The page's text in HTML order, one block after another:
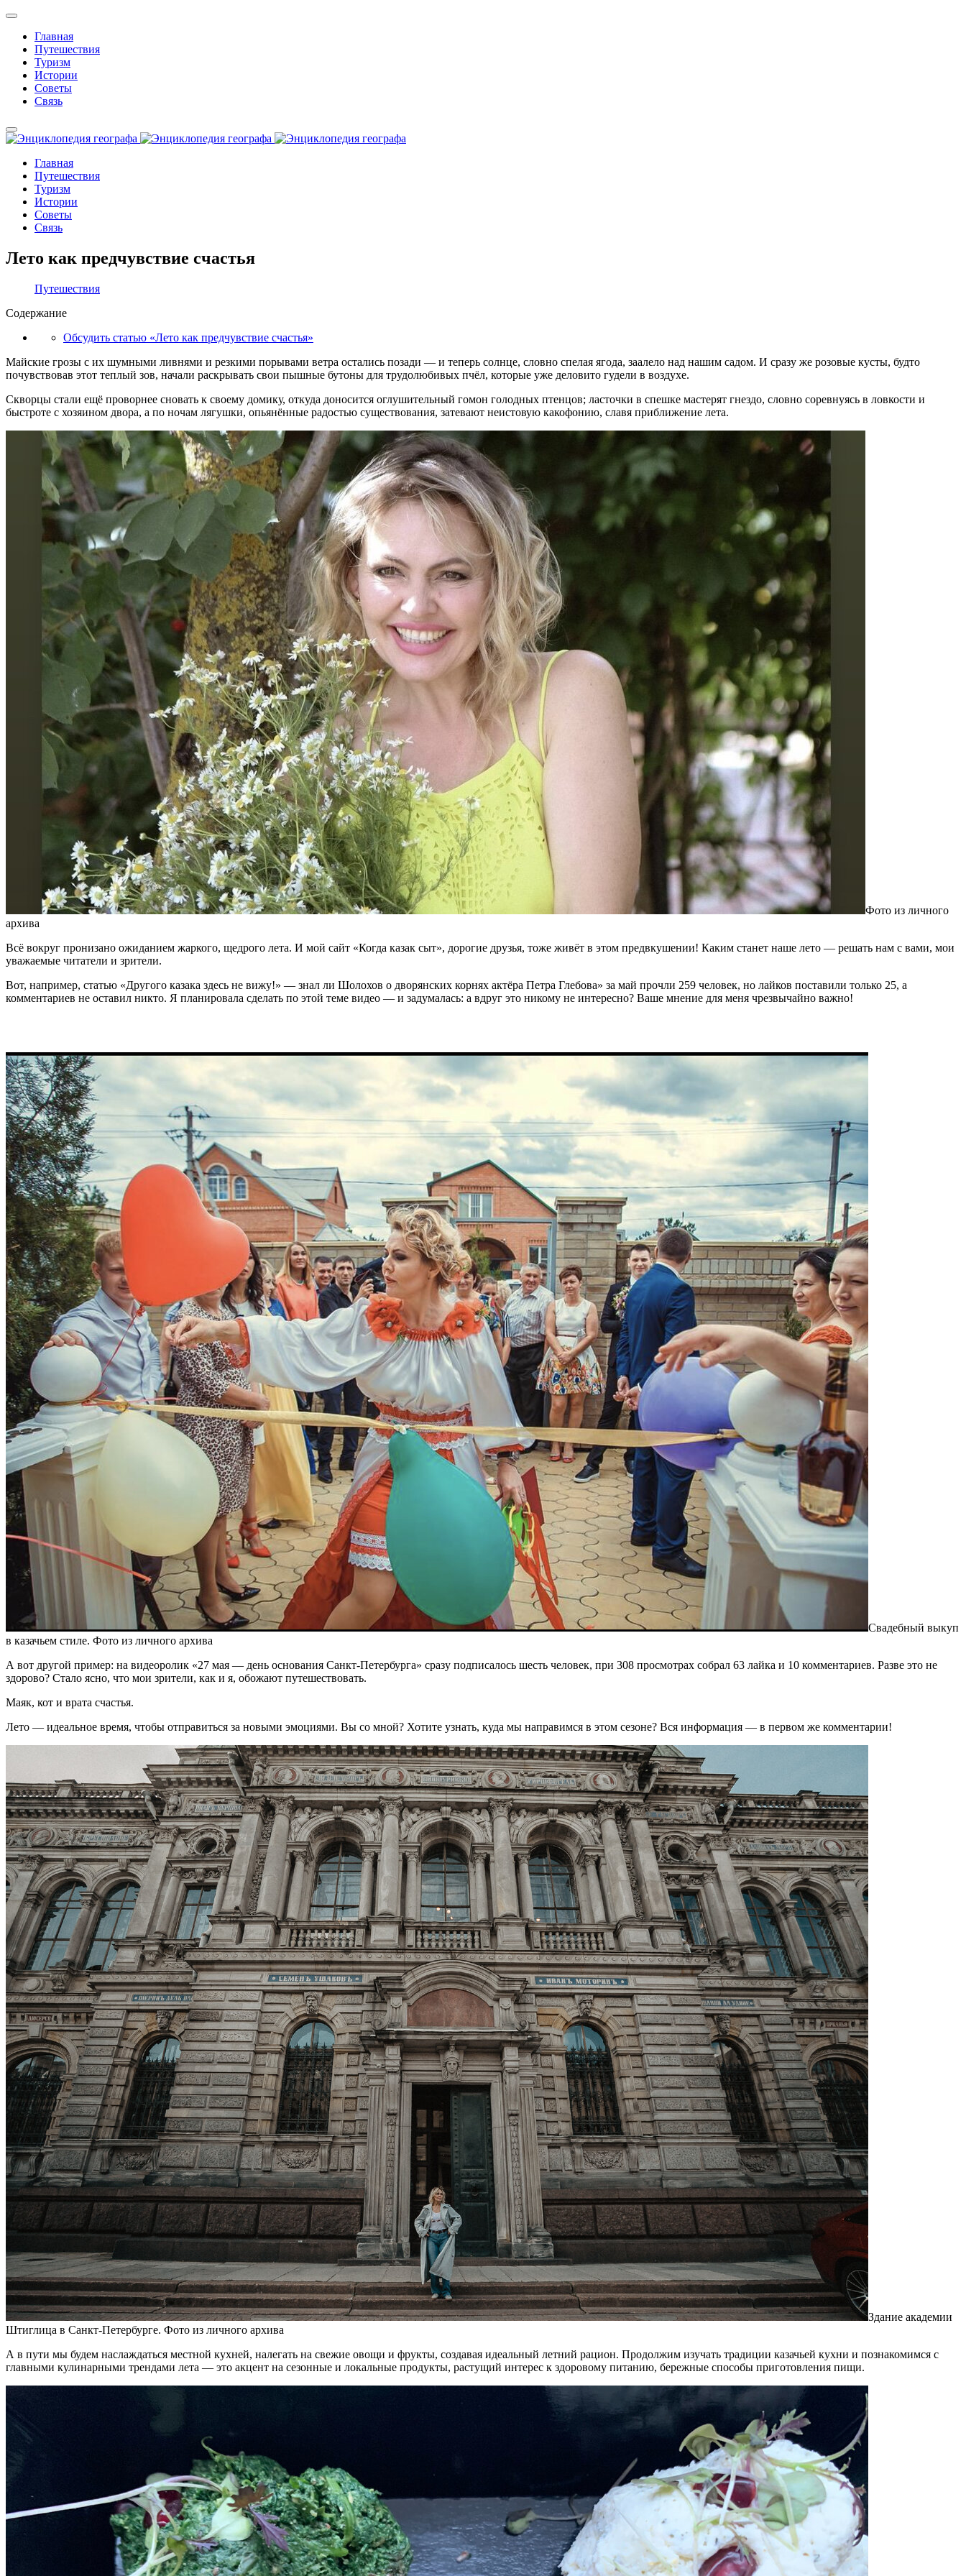
Главная
Путешествия
Туризм
Истории
Советы
Связь
Главная
Путешествия
Туризм
Истории
Советы
Связь
Лето как предчувствие счастья
Путешествия
Содержание
Обсудить статью «Лето как предчувствие счастья»
Майские грозы с их шумными ливнями и резкими порывами ветра остались позади — и теперь солнце, словно спелая ягода, заалело над нашим садом. И сразу же розовые кусты, будто
почувствовав этот теплый зов, начали раскрывать свои пышные бутоны для трудолюбивых пчёл, которые уже деловито гудели в воздухе.
Скворцы стали ещё проворнее сновать к своему домику, откуда доносится оглушительный гомон голодных птенцов; ласточки в спешке мастерят гнездо, словно соревнуясь в ловкости и
быстроте с хозяином двора, а по ночам лягушки, опьянённые радостью существования, затевают неистовую какофонию, славя приближение лета.
Фото из личного
архива
Всё вокруг пронизано ожиданием жаркого, щедрого лета. И мой сайт «Когда казак сыт», дорогие друзья, тоже живёт в этом предвкушении! Каким станет наше лето — решать нам с вами, мои
уважаемые читатели и зрители.
Вот, например, статью «Другого казака здесь не вижу!» — знал ли Шолохов о дворянских корнях актёра Петра Глебова» за май прочли 259 человек, но лайков поставили только 25, а
комментариев не оставил никто. Я планировала сделать по этой теме видео — и задумалась: а вдруг это никому не интересно? Ваше мнение для меня чрезвычайно важно!
Свадебный выкуп
в казачьем стиле. Фото из личного архива
А вот другой пример: на видеоролик «27 мая — день основания Санкт-Петербурга» сразу подписалось шесть человек, при 308 просмотрах собрал 63 лайка и 10 комментариев. Разве это не
здорово? Стало ясно, что мои зрители, как и я, обожают путешествовать.
Маяк, кот и врата счастья.
Лето — идеальное время, чтобы отправиться за новыми эмоциями. Вы со мной? Хотите узнать, куда мы направимся в этом сезоне? Вся информация — в первом же комментарии!
Здание академии
Штиглица в Санкт-Петербурге. Фото из личного архива
А в пути мы будем наслаждаться местной кухней, налегать на свежие овощи и фрукты, создавая идеальный летний рацион. Продолжим изучать традиции казачьей кухни и познакомимся с
главными кулинарными трендами лета — это акцент на сезонные и локальные продукты, растущий интерес к здоровому питанию, бережные способы приготовления пищи.